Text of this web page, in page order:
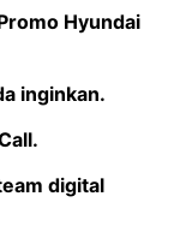
Hyundai
inginkan.
digital